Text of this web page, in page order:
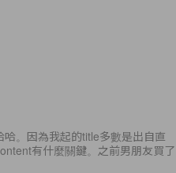
。因為我起的title多數是出自直
有什麼關鍵。之前男朋友買了